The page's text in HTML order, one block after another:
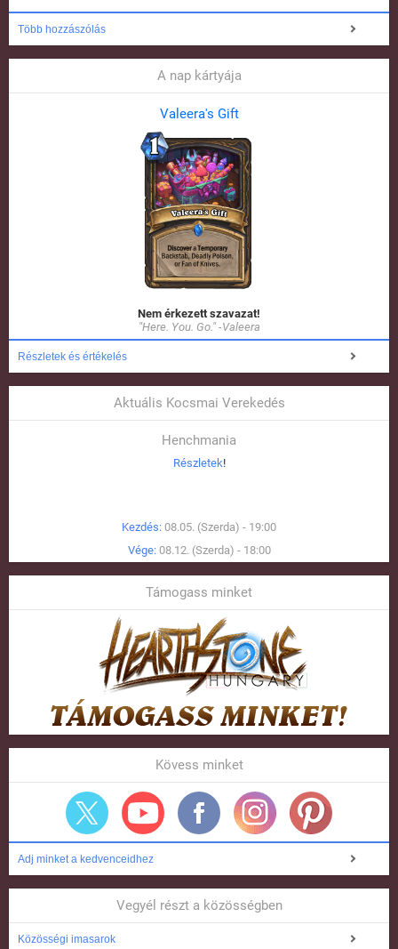
Több hozzászólás
A nap kártyája
Valeera's Gift
Nem érkezett szavazat!
"Here. You. Go." -Valeera
Részletek és értékelés
Aktuális Kocsmai Verekedés
Henchmania
Részletek!
Kezdés: 08.05. (Szerda) - 19:00
Vége: 08.12. (Szerda) - 18:00
Támogass minket
Kövess minket
Adj minket a kedvenceidhez
Vegyél részt a közösségben
Közösségi imasarok